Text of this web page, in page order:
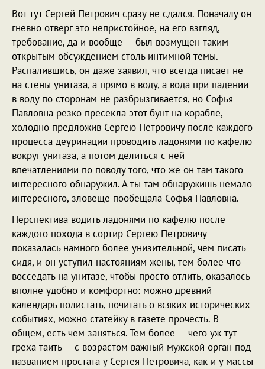
Вот тут Сергей Петрович сразу не сдался. Поначалу он
гневно отверг это непристойное, на его взгляд,
требование, да и вообще — был возмущен таким
открытым обсуждением столь интимной темы.
Распалившись, он даже заявил, что всегда писает не
на стены унитаза, а прямо в воду, а вода при падении
в воду по сторонам не разбрызгивается, но Софья
Павловна резко пресекла этот бунт на корабле,
холодно предложив Сергею Петровичу после каждого
процесса деуринации проводить ладонями по кафелю
вокруг унитаза, а потом делиться с ней
впечатлениями по поводу того, что же он там такого
интересного обнаружил. А ты там обнаружишь немало
интересного, зловеще пообещала Софья Павловна.
Перспектива водить ладонями по кафелю после
каждого похода в сортир Сергею Петровичу
показалась намного более унизительной, чем писать
сидя, и он уступил настояниям жены, тем более что
восседать на унитазе, чтобы просто отлить, оказалось
вполне удобно и комфортно: можно древний
календарь полистать, почитать о всяких исторических
событиях, можно статейку в газете прочесть. В
общем, есть чем заняться. Тем более — чего уж тут
греха таить — с возрастом важный мужской орган под
названием простата у Сергея Петровича, как и у массы